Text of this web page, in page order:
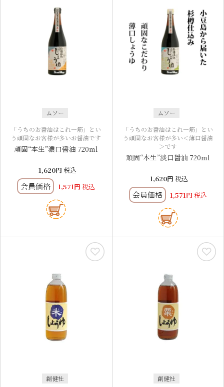
ムソー
「うちのお醤油はこれ一筋」とい
う頑固なお客様が多いお醤油です
頑固“本生”濃口醤油 720ml
1,620 税込
会員価格 1,571 税込
ムソー
「うちのお醤油はこれ一筋」とい
う頑固なお客様が多い＜薄口醤油
＞です
頑固“本生”淡口醤油 720ml
1,620 税込
会員価格 1,571 税込
創健社 創健社